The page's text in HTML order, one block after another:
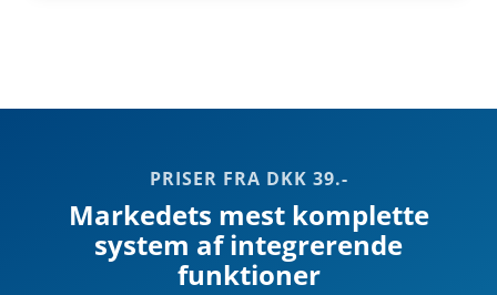
PRISER FRA DKK 39.-
Markedets mest komplette
system af integrerende
funktioner